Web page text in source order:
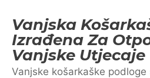
Vanjska
Izrađena Za
Vanjske Utjecaje
Vanjske košarkaške podloge